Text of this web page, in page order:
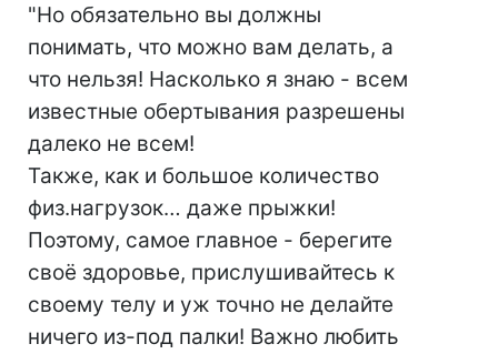
"Но обязательно вы должны
понимать, что можно вам делать, а
что нельзя! Насколько я знаю - всем
известные обертывания разрешены
далеко не всем!
Также, как и большое количество
физ.нагрузок… даже прыжки!
Поэтому, самое главное - берегите
своё здоровье, прислушивайтесь к
своему телу и уж точно не делайте
ничего из-под палки! Важно любить